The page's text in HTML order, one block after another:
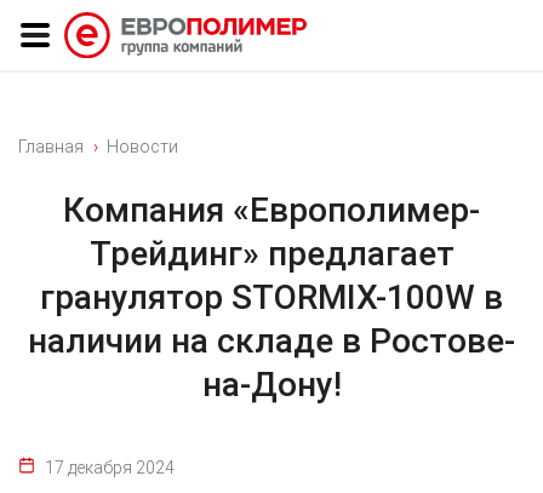
Главная Новости
Компания «Европолимер-
Трейдинг» предлагает
гранулятор STORMIX-100W в
наличии на складе в Ростове-
на-Дону!
17 декабря 2024